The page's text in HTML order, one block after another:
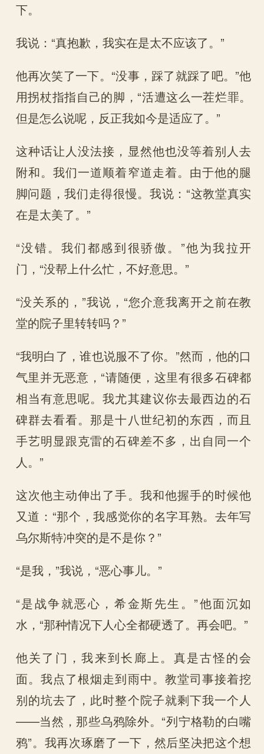
下。
我说：“真抱歉，我实在是太不应该了。”
他再次笑了一下。“没事，踩了就踩了吧。”他
用拐杖指指自己的脚，“活遭这么一茬烂罪。
但是怎么说呢，反正我如今是适应了。”
这种话让人没法接，显然他也没等着别人去
附和。我们一道顺着窄道走着。由于他的腿
脚问题，我们走得很慢。我说：“这教堂真实
在是太美了。”
“没错。我们都感到很骄傲。”他为我拉开
门，“没帮上什么忙，不好意思。”
“没关系的，”我说，“您介意我离开之前在教
堂的院子里转转吗？”
“我明白了，谁也说服不了你。”然而，他的口
气里并无恶意，“请随便，这里有很多石碑都
相当有意思呢。我尤其建议你去最西边的石
碑群去看看。那是十八世纪初的东西，而且
手艺明显跟克雷的石碑差不多，出自同一个
人。”
这次他主动伸出了手。我和他握手的时候他
又道：“那个，我感觉你的名字耳熟。去年写
乌尔斯特冲突的是不是你？”
“是我，”我说，“恶心事儿。”
“是战争就恶心，希金斯先生。”他面沉如
水，“那种情况下人心全都硬透了。再会吧。”
他关了门，我来到长廊上。真是古怪的会
面。我点了根烟走到雨中。教堂司事接着挖
别的坑去了，此时整个院子就剩下我一个人
——当然，那些乌鸦除外。“列宁格勒的白嘴
鸦”。我再次琢磨了一下，然后坚决把这个想